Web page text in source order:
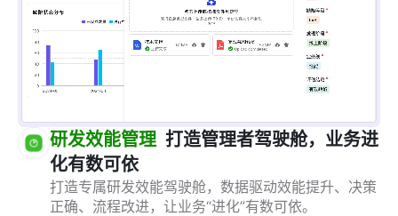
研发效能管理 打造管理者驾驶舱，业务进
化有数可依
打造专属研发效能驾驶舱，数据驱动效能提升、决策
正确、流程改进，让业务“进化”有数可依。